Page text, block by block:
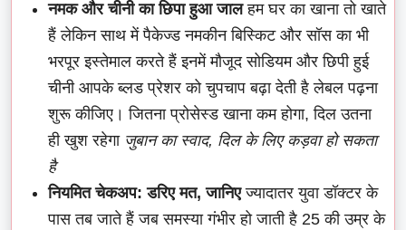
नमक और चीनी का छिपा हुआ जालहम घर का खाना तो खाते
हैं लेकिन साथ में पैकेज्ड नमकीन बिस्किट और सॉस का भी
भरपूर इस्तेमाल करते हैं इनमें मौजूद सोडियम और छिपी हुई
चीनी आपके ब्लड प्रेशर को चुपचाप बढ़ा देती है लेबल पढ़ना
शुरू कीजिए। जितना प्रोसेस्ड खाना कम होगा, दिल उतना
ही खुश रहेगा जुबान का स्वाद, दिल के लिए कड़वा हो सकता
है
नियमित चेकअप: डरिए मत, जानिएज्यादातर युवा डॉक्टर के
पास तब जाते हैं जब समस्या गंभीर हो जाती है 25 की उम्र के